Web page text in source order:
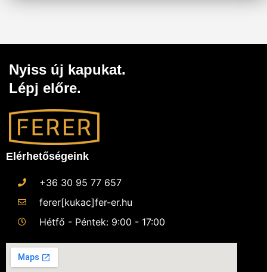
Nyiss új kapukat.
Lépj előre.
Elérhetőségeink
+36 30 95 77 657
ferer[kukac]fer-er.hu
Hétfő - Péntek: 9:00 - 17:00